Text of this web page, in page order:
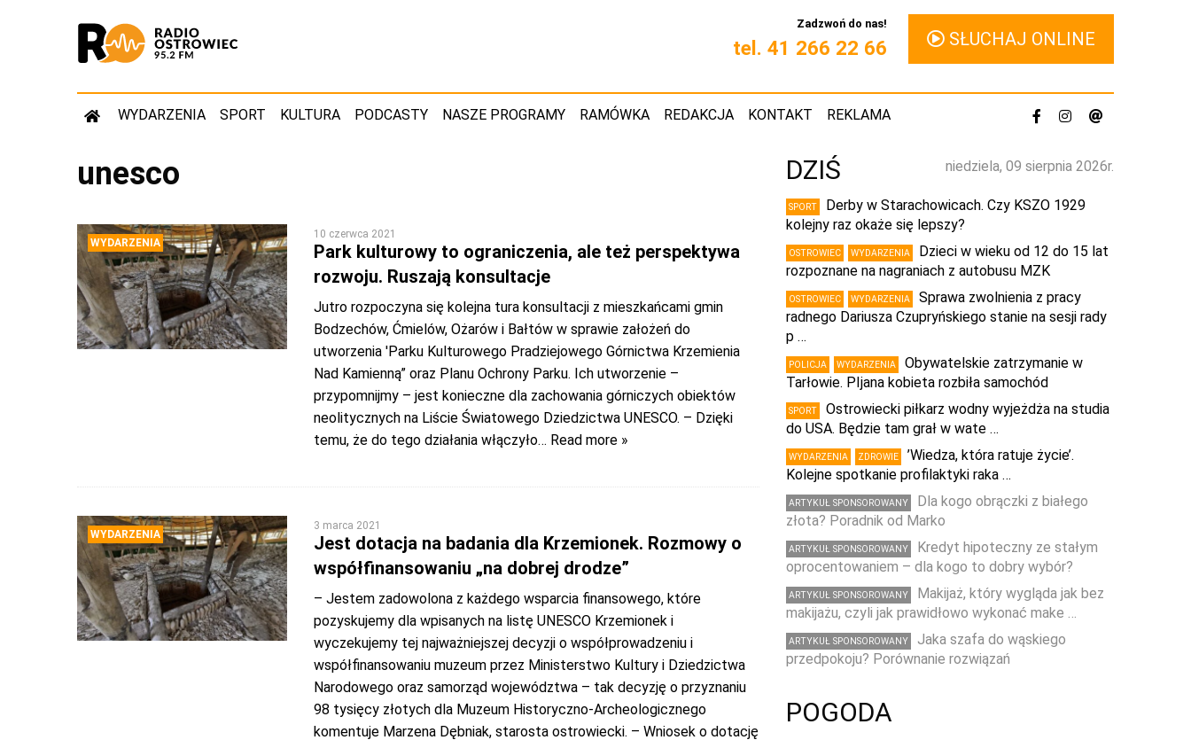
Zadzwoń do nas!
tel. 41 266 22 66 SŁUCHAJ ONLINE
WYDARZENIA SPORT KULTURA PODCASTY NASZE PROGRAMY RAMÓWKA REDAKCJA KONTAKT REKLAMA
unesco
WYDARZENIA
10 czerwca 2021
Park kulturowy to ograniczenia, ale też perspektywa
rozwoju. Ruszają konsultacje
Jutro rozpoczyna się kolejna tura konsultacji z mieszkańcami gmin
Bodzechów, Ćmielów, Ożarów i Bałtów w sprawie założeń do
utworzenia 'Parku Kulturowego Pradziejowego Górnictwa Krzemienia
Nad Kamienną” oraz Planu Ochrony Parku. Ich utworzenie –
przypomnijmy – jest konieczne dla zachowania górniczych obiektów
neolitycznych na Liście Światowego Dziedzictwa UNESCO. – Dzięki
temu, że do tego działania włączyło… Read more »
WYDARZENIA
3 marca 2021
Jest dotacja na badania dla Krzemionek. Rozmowy o
współfinansowaniu „na dobrej drodze”
– Jestem zadowolona z każdego wsparcia finansowego, które
pozyskujemy dla wpisanych na listę UNESCO Krzemionek i
wyczekujemy tej najważniejszej decyzji o współprowadzeniu i
współfinansowaniu muzeum przez Ministerstwo Kultury i Dziedzictwa
Narodowego oraz samorząd województwa – tak decyzję o przyznaniu
98 tysięcy złotych dla Muzeum Historyczno-Archeologicznego
komentuje Marzena Dębniak, starosta ostrowiecki. – Wniosek o dotację
niedziela, 09 sierpnia 2026r.
DZIŚ
SPORT
Derby w Starachowicach. Czy KSZO 1929
kolejny raz okaże się lepszy?
OSTROWIEC WYDARZENIA
Dzieci w wieku od 12 do 15 lat
rozpoznane na nagraniach z autobusu MZK
OSTROWIEC WYDARZENIA
Sprawa zwolnienia z pracy
radnego Dariusza Czupryńskiego stanie na sesji rady
p …
POLICJA WYDARZENIA
Obywatelskie zatrzymanie w
Tarłowie. PIjana kobieta rozbiła samochód
SPORT
Ostrowiecki piłkarz wodny wyjeżdża na studia
do USA. Będzie tam grał w wate …
WYDARZENIA ZDROWIE
’Wiedza, która ratuje życie’.
Kolejne spotkanie profilaktyki raka …
ARTYKUŁ SPONSOROWANY
Dla kogo obrączki z białego
złota? Poradnik od Marko
ARTYKUŁ SPONSOROWANY
Kredyt hipoteczny ze stałym
oprocentowaniem – dla kogo to dobry wybór?
ARTYKUŁ SPONSOROWANY
Makijaż, który wygląda jak bez
makijażu, czyli jak prawidłowo wykonać make …
ARTYKUŁ SPONSOROWANY
Jaka szafa do wąskiego
przedpokoju? Porównanie rozwiązań
POGODA